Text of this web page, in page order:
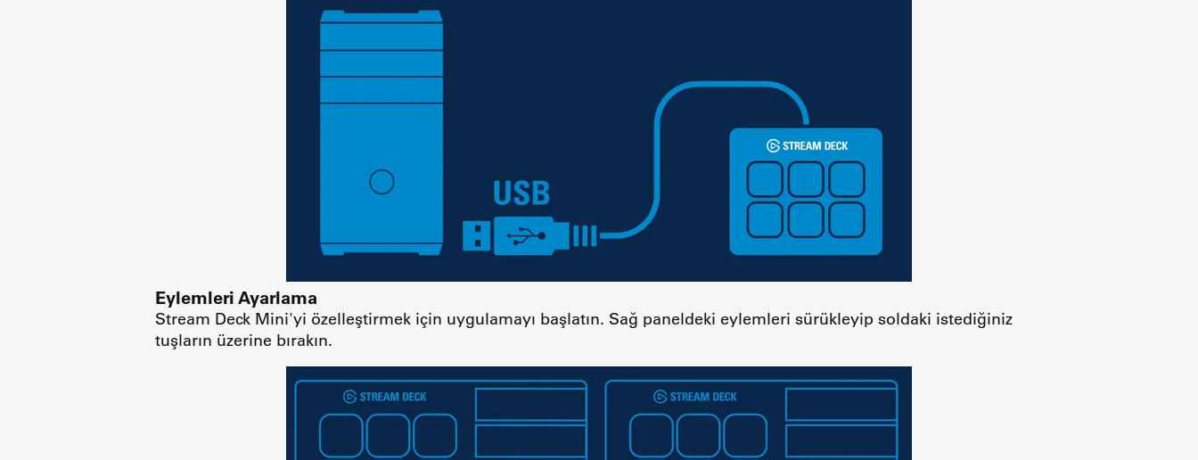
Eylemleri Ayarlama
Stream Deck Mini'yi özelleştirmek için uygulamayı başlatın. Sağ paneldeki eylemleri sürükleyip soldaki istediğiniz
tuşların üzerine bırakın.